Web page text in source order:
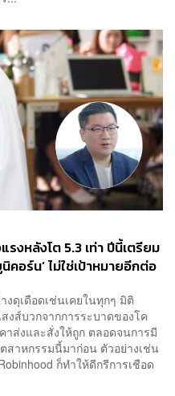
รงหลังโต 5.3 เท่า ปีนี้เตรียม
คอร์น’ ไม่ใช่เป้าหมายอีกต่อ
ดุเดือดเช่นเคยในทุกๆ มิติ
งส์บวกจากการระบาดของโค
ส่งและสั่งให้ถูก ตลอดจนการมี
สาหกรรมนี้มาก่อน ตัวอย่างเช่น
ก็ทำให้ดีกรีการเชือด